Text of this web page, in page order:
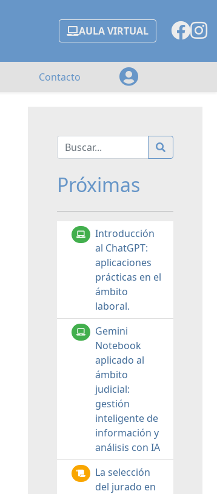
AULA VIRTUAL
Contacto
Próximas
Introducción
al ChatGPT:
aplicaciones
prácticas en el
ámbito
laboral.
Gemini
Notebook
aplicado al
ámbito
judicial:
gestión
inteligente de
información y
análisis con IA
La selección
del jurado en